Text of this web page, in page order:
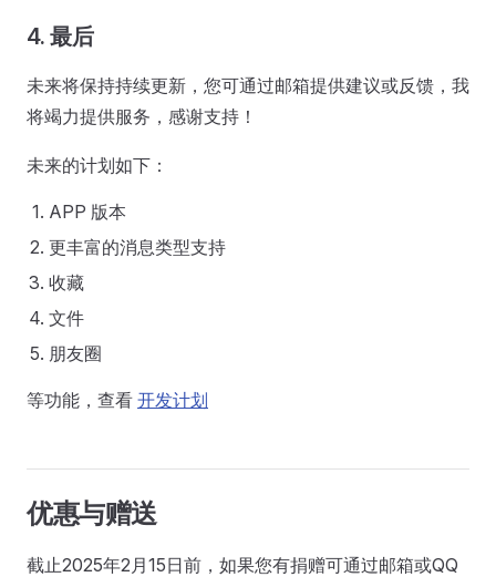
4. 最后
未来将保持持续更新，您可通过邮箱提供建议或反馈，我
将竭力提供服务，感谢支持！
未来的计划如下：
APP 版本
更丰富的消息类型支持
收藏
文件
朋友圈
等功能，查看 开发计划
优惠与赠送
截止2025年2月15日前，如果您有捐赠可通过邮箱或QQ